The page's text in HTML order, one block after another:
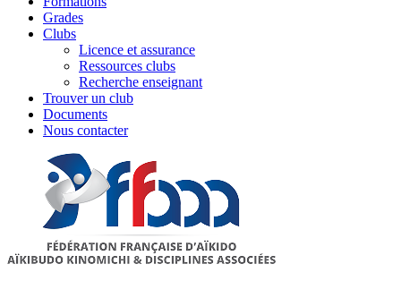
Grades
Clubs
Licence et assurance
Ressources clubs
Recherche enseignant
Trouver un club
Documents
Nous contacter